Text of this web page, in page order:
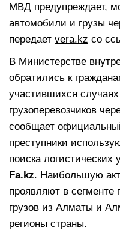
МВД предупреждает,
автомобили и грузы
передает vera.kz со
В Министерстве
обратились к
участившихся
грузоперевозчиков
сообщает
преступники
поиска логистических
Fa.kz. Наибольшую
проявляют в сегменте
грузов из Алматы и
регионы страны.